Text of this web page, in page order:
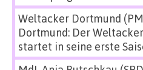
Weltacker Dortmund
Dortmund: Der
startet in seine erste